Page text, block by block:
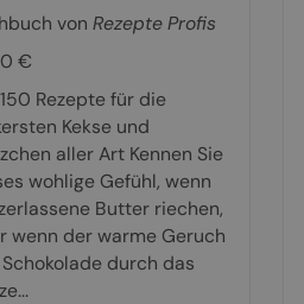
von Rezepte Profis
€
Rezepte für die
Kekse und
aller Art Kennen Sie
wohlige Gefühl, wenn
Butter riechen,
wenn der warme Geruch
durch das